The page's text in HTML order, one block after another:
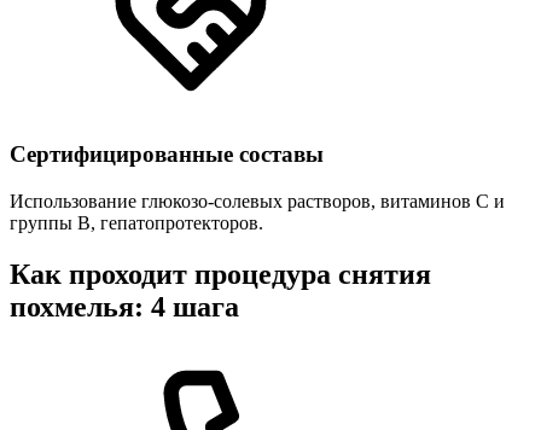
Сертифицированные составы
Использование глюкозо-солевых растворов, витаминов C и
группы B, гепатопротекторов.
Как проходит процедура снятия
похмелья: 4 шага